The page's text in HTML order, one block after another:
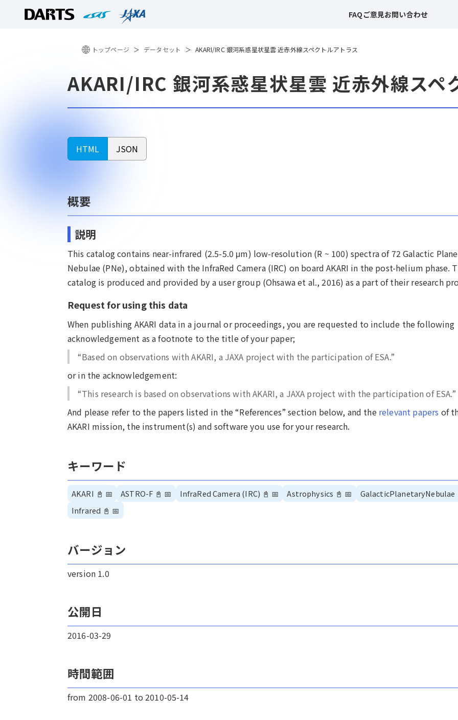
FAQ ご意見お問い合わせ
トップページ データセット AKARI/IRC 銀河系惑星状星雲 近赤外線スペクトルアトラス
AKARI/IRC 銀河系惑星状星雲 近赤外線スペ
HTML JSON
概要
説明
This catalog contains near-infrared (2.5-5.0 μm) low-resolution (R ~ 100) spectra of 72 Galactic
Nebulae (PNe), obtained with the InfraRed Camera (IRC) on board AKARI in the post-helium phase.
catalog is produced and provided by a user group (Ohsawa et al., 2016) as a part of their research
Request for using this data
When publishing AKARI data in a journal or proceedings, you are requested to include the following
acknowledgement as a footnote to the title of your paper;
“Based on observations with AKARI, a JAXA project with the participation of ESA.”
or in the acknowledgement:
“This research is based on observations with AKARI, a JAXA project with the participation of ESA.”
And please refer to the papers listed in the “References” section below, and the relevant papers of
AKARI mission, the instrument(s) and software you use for your research.
キーワード
AKARI 📓 📅 ASTRO-F 📓 📅 InfraRed Camera (IRC) 📓 📅 Astrophysics 📓 📅 GalacticPlanetaryNebulae
Infrared 📓 📅
バージョン
version 1.0
公開日
2016-03-29
時間範囲
from 2008-06-01 to 2010-05-14